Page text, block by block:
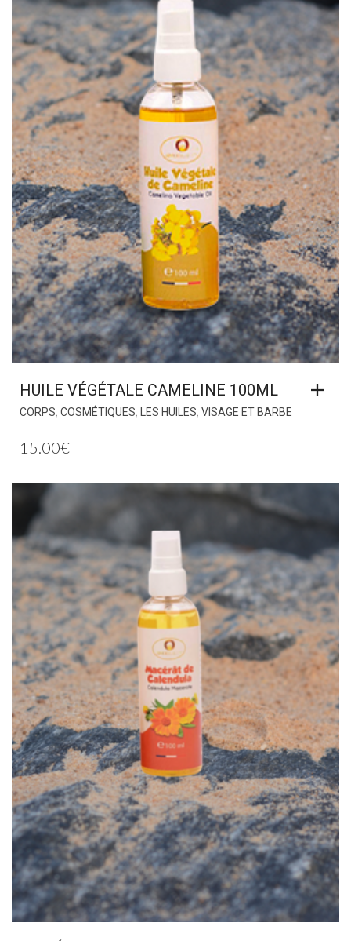
HUILE VÉGÉTALE CAMELINE 100ML
CORPS, COSMÉTIQUES, LES HUILES, VISAGE ET BARBE
15.00€